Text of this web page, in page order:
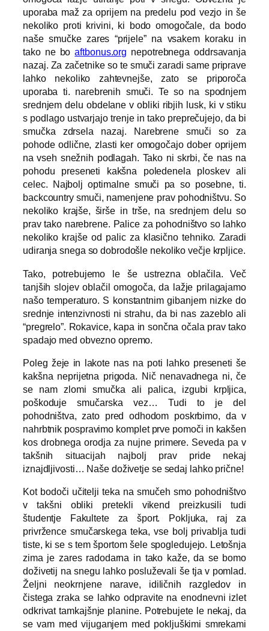
uporaba maž za oprijem na predelu pod vezjo in še
nekoliko proti krivini, ki bodo omogočale, da bodo
naše smučke zares “prijele” na vsakem koraku in
tako ne boaftbonus.org nepotrebnega oddrsavanja
nazaj. Za začetnike so te smuči zaradi same priprave
lahko nekoliko zahtevnejše, zato se priporoča
uporaba ti. narebrenih smuči. Te so na spodnjem
srednjem delu obdelane v obliki ribjih lusk, ki v stiku
s podlago ustvarjajo trenje in tako preprečujejo, da bi
smučka zdrsela nazaj. Narebrene smuči so za
pohode odlične, zlasti ker omogočajo dober oprijem
na vseh snežnih podlagah. Tako ni skrbi, če nas na
pohodu preseneti kakšna poledenela ploskev ali
celec. Najbolj optimalne smuči pa so posebne, ti.
backcountry smuči, namenjene prav pohodništvu. So
nekoliko krajše, širše in trše, na srednjem delu so
prav tako narebrene. Palice za pohodništvo so lahko
nekoliko krajše od palic za klasično tehniko. Zaradi
udiranja snega so dobrodošle nekoliko večje krpljice.
Tako, potrebujemo le še ustrezna oblačila. Več
tanjših slojev oblačil omogoča, da lažje prilagajamo
našo temperaturo. S konstantnim gibanjem nizke do
srednje intenzivnosti ni strahu, da bi nas zazeblo ali
“pregrelo”. Rokavice, kapa in sončna očala prav tako
spadajo med obvezno opremo.
Poleg žeje in lakote nas na poti lahko preseneti še
kakšna neprijetna prigoda. Nič nenavadnega ni, če
se nam zlomi smučka ali palica, izgubi krpljica,
poškoduje smučarska vez… Tudi to je del
pohodništva, zato pred odhodom poskrbimo, da v
nahrbtnik pospravimo komplet prve pomoči in kakšen
kos drobnega orodja za nujne primere. Seveda pa v
takšnih situacijah najbolj prav pride nekaj
iznajdljivosti… Naše doživetje se sedaj lahko prične!
Kot bodoči učitelji teka na smučeh smo pohodništvo
v takšni obliki pretekli vikend preizkusili tudi
študentje Fakultete za šport. Pokljuka, raj za
privržence smučarskega teka, vse bolj privablja tudi
tiste, ki se s tem športom šele spogledujejo. Letošnja
zima je zares radodarna in tako kaže, da se bomo
doživetij na snegu lahko posluževali še tja v pomlad.
Željni neokrnjene narave, idiličnih razgledov in
čistega zraka se lahko odpravite na enodnevni izlet
odkrivat tamkajšnje planine. Potrebujete le nekaj, da
se vam med vijuganjem med pokljuškimi smrekami